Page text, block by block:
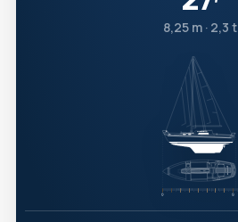
8,25 m · 2,3 t